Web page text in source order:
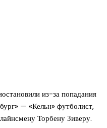
из-за попадания
— «Кельн» футболист,
Торбену Зиверу.